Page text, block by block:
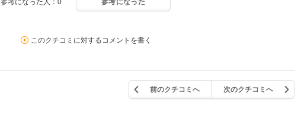
参考になった
このクチコミに対するコメントを書く
前のクチコミへ 次のクチコミへ